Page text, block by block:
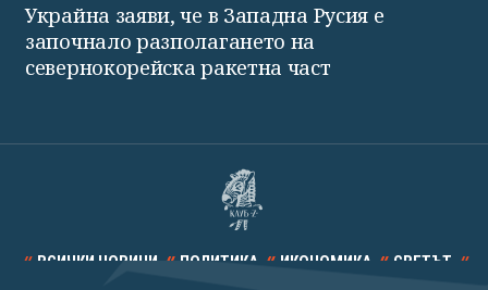
Украйна заяви, че в Западна Русия е
започнало разполагането на
севернокорейска ракетна част
ВСИЧКИ НОВИНИ ПОЛИТИКА ИКОНОМИКА СВЕТЪТ